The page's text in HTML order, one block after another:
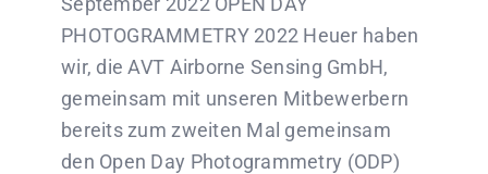
PHOTOGRAMMETRY 2022 Heuer haben
wir, die AVT Airborne Sensing GmbH,
gemeinsam mit unseren Mitbewerbern
bereits zum zweiten Mal gemeinsam
den Open Day Photogrammetry (ODP)